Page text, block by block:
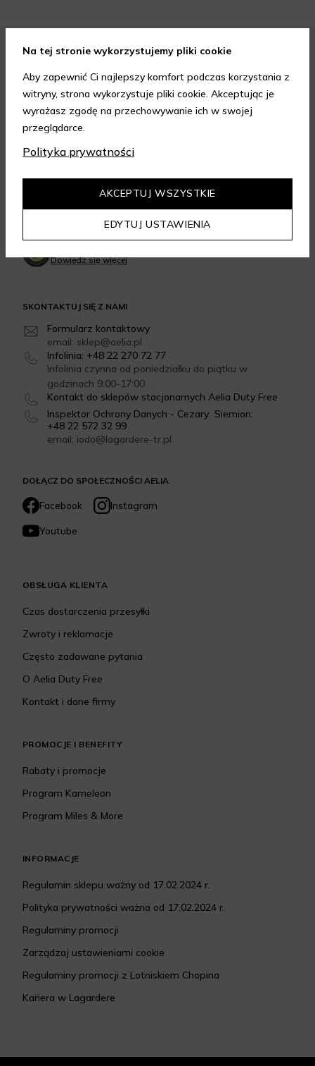
DOŁĄCZ DO SPOŁECZNOŚCI AELIA
Facebook
Instagram
Youtube
SKONTAKTUJ SIĘ Z NAMI
Formularz kontaktowy
email: sklep@aelia.pl
Infolinia: +48 22 270 72 77
Infolinia czynna od poniedziałku do piątku w
godzinach 9:00-17:00
Kontakt do sklepów stacjonarnych Aelia Duty Free
Inspektor Ochrony Danych - Cezary Siemion:
+48 22 572 32 99
email: iodo@lagardere-tr.pl
FORMY DOSTAWY
FORMY PŁATNOŚCI
OBSŁUGA KLIENTA
Czas dostarczenia przesyłki
Zwroty i reklamacje
Często zadawane pytania
O Aelia Duty Free
Kontakt i dane firmy
PROMOCJE I BENEFITY
Rabaty i promocje
Program Kameleon
Program Miles & More
INFORMACJE
Regulamin sklepu ważny od 17.02.2024 r.
Polityka prywatności ważna od 17.02.2024 r.
Regulaminy promocji
Zarządzaj ustawieniami cookie
Regulaminy promocji z Lotniskiem Chopina
Kariera w Lagardere
GWARANCJA JAKOŚCI
Dowiedz się więcej
Na tej stronie wykorzystujemy pliki cookie
Aby zapewnić Ci najlepszy komfort podczas korzystania z
witryny, strona wykorzystuje pliki cookie. Akceptując je
wyrażasz zgodę na przechowywanie ich w swojej
przeglądarce.
Polityka prywatności
EDYTUJ USTAWIENIA
AKCEPTUJ WSZYSTKIE